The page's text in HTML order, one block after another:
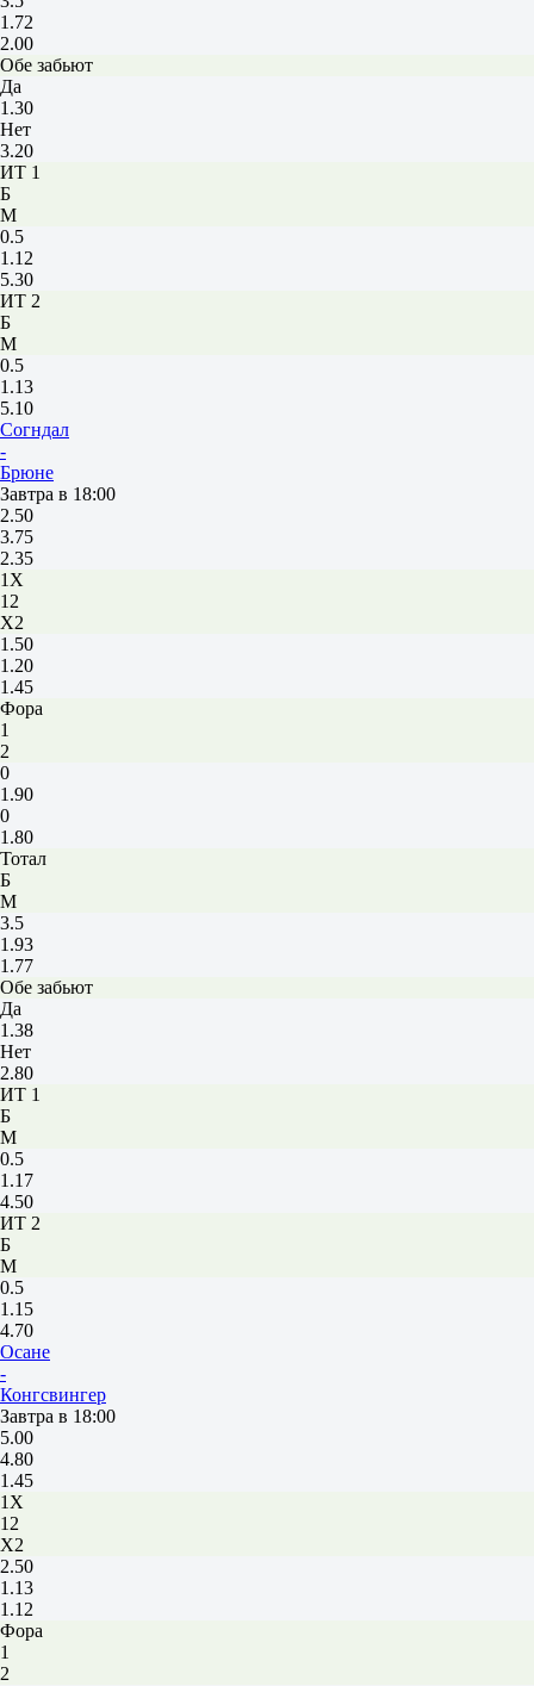
1.72
2.00
Обе забьют
Да
1.30
Нет
3.20
ИТ 1
Б
М
0.5
1.12
5.30
ИТ 2
Б
М
0.5
1.13
5.10
Согндал
-
Брюне
Завтра в 18:00
2.50
3.75
2.35
1X
12
X2
1.50
1.20
1.45
Фора
1
2
0
1.90
0
1.80
Тотал
Б
М
3.5
1.93
1.77
Обе забьют
Да
1.38
Нет
2.80
ИТ 1
Б
М
0.5
1.17
4.50
ИТ 2
Б
М
0.5
1.15
4.70
Осане
-
Конгсвингер
Завтра в 18:00
5.00
4.80
1.45
1X
12
X2
2.50
1.13
1.12
Фора
1
2